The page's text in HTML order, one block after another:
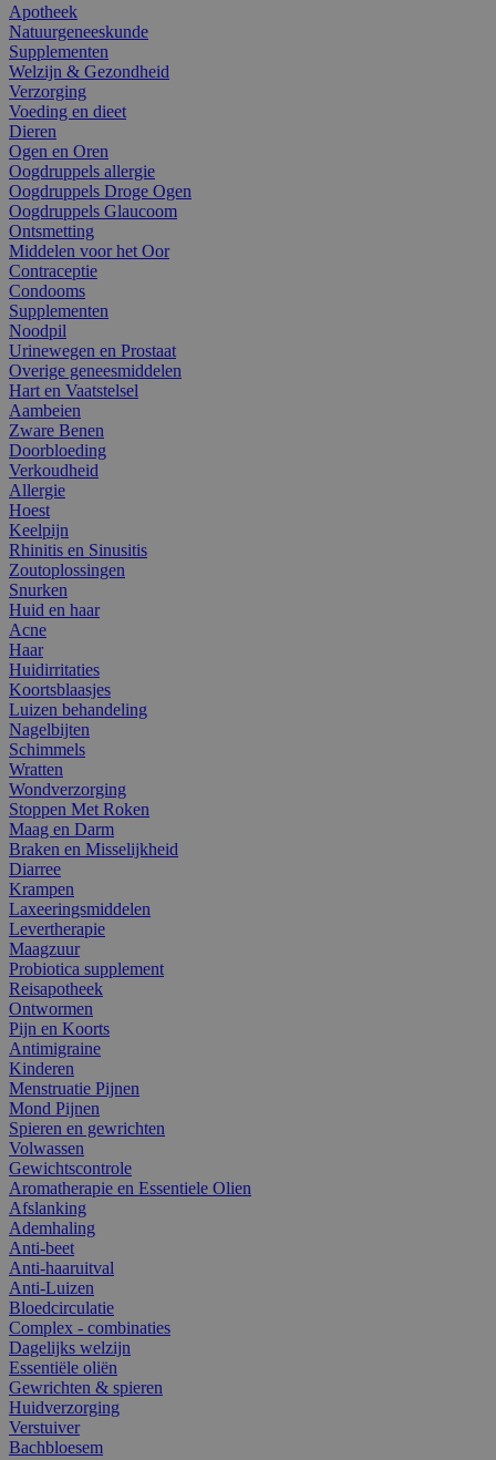
Apotheek
Natuurgeneeskunde
Supplementen
Welzijn & Gezondheid
Verzorging
Voeding en dieet
Dieren
Ogen en Oren
Oogdruppels allergie
Oogdruppels Droge Ogen
Oogdruppels Glaucoom
Ontsmetting
Middelen voor het Oor
Contraceptie
Condooms
Supplementen
Noodpil
Urinewegen en Prostaat
Overige geneesmiddelen
Hart en Vaatstelsel
Aambeien
Zware Benen
Doorbloeding
Verkoudheid
Allergie
Hoest
Keelpijn
Rhinitis en Sinusitis
Zoutoplossingen
Snurken
Huid en haar
Acne
Haar
Huidirritaties
Koortsblaasjes
Luizen behandeling
Nagelbijten
Schimmels
Wratten
Wondverzorging
Stoppen Met Roken
Maag en Darm
Braken en Misselijkheid
Diarree
Krampen
Laxeeringsmiddelen
Levertherapie
Maagzuur
Probiotica supplement
Reisapotheek
Ontwormen
Pijn en Koorts
Antimigraine
Kinderen
Menstruatie Pijnen
Mond Pijnen
Spieren en gewrichten
Volwassen
Gewichtscontrole
Aromatherapie en Essentiele Olien
Afslanking
Ademhaling
Anti-beet
Anti-haaruitval
Anti-Luizen
Bloedcirculatie
Complex - combinaties
Dagelijks welzijn
Essentiële oliën
Gewrichten & spieren
Huidverzorging
Verstuiver
Bachbloesem